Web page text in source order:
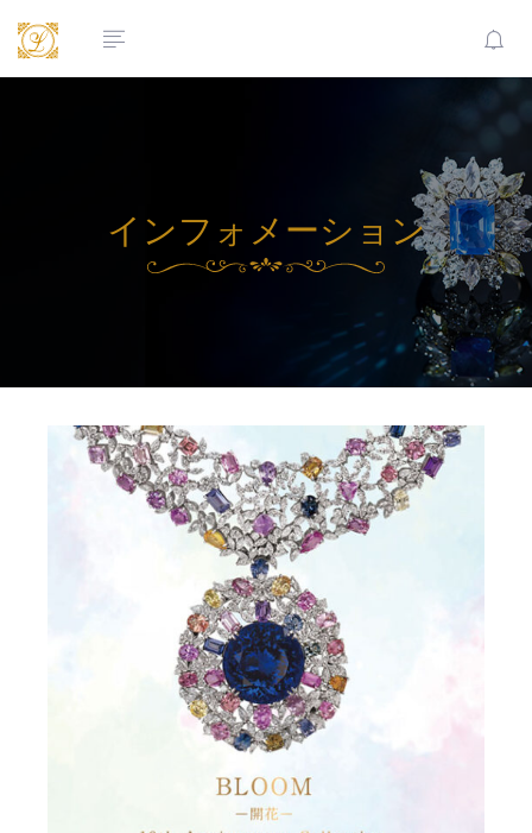
インフォメーション